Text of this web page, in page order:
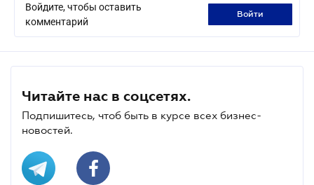
Войдите, чтобы оставить
комментарий
войти
Читайте нас в соцсетях.
Подпишитесь, чтоб быть в курсе всех бизнес-
новостей.